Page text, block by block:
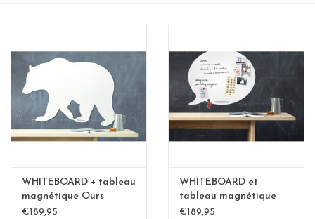
Etagères Shelves
Rectangulaire, carrées, rondes
tableau magnétique
WHITEBOARD + tableau
magnétique Ours
polaire XL-Special
€189,95
WHITEBOARD et
tableau magnétique
bulle XL
€189,95